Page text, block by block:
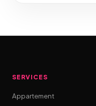
SERVICES
Appartement